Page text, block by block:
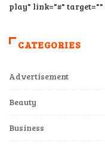
play" link="#"
CATEGORIES
Advertisement
Beauty
Business